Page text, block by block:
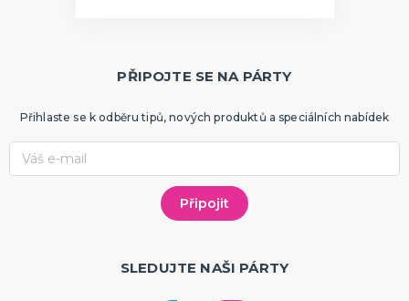
PŘIPOJTE SE NA PÁRTY
Přihlaste se k odběru tipů, nových produktů a speciálních nabídek
SLEDUJTE NAŠI PÁRTY